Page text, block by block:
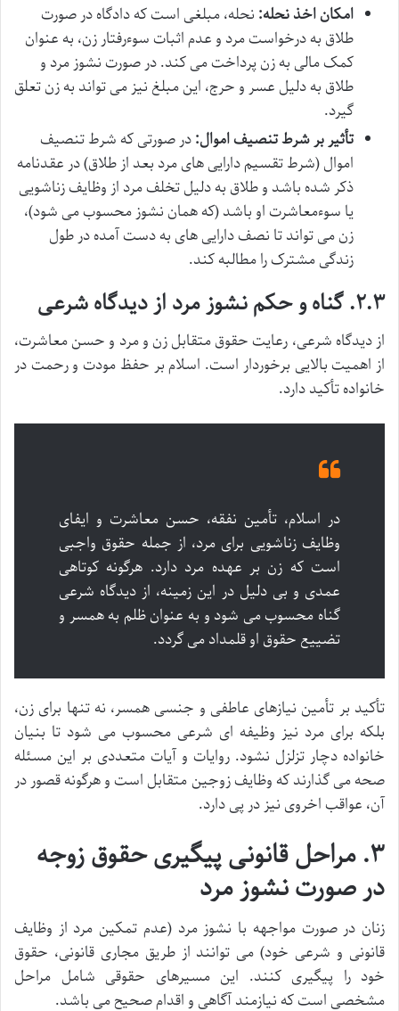
امکان اخذ نحله: نحله، مبلغی است که دادگاه در صورت
طلاق به درخواست مرد و عدم اثبات سوءرفتار زن، به عنوان
کمک مالی به زن پرداخت می کند. در صورت نشوز مرد و
طلاق به دلیل عسر و حرج، این مبلغ نیز می تواند به زن تعلق
گیرد.
تأثیر بر شرط تنصیف اموال:در صورتی که شرط تنصیف
اموال (شرط تقسیم دارایی های مرد بعد از طلاق) در عقدنامه
ذکر شده باشد و طلاق به دلیل تخلف مرد از وظایف زناشویی
یا سوءمعاشرت او باشد (که همان نشوز محسوب می شود)،
زن می تواند تا نصف دارایی های به دست آمده در طول
زندگی مشترک را مطالبه کند.
۲.۳. گناه و حکم نشوز مرد از دیدگاه شرعی
از دیدگاه شرعی، رعایت حقوق متقابل زن و مرد و حسن معاشرت،
از اهمیت بالایی برخوردار است. اسلام بر حفظ مودت و رحمت در
خانواده تأکید دارد.
در اسلام، تأمین نفقه، حسن معاشرت و ایفای
وظایف زناشویی برای مرد، از جمله حقوق واجبی
است که زن بر عهده مرد دارد. هرگونه کوتاهی
عمدی و بی دلیل در این زمینه، از دیدگاه شرعی
گناه محسوب می شود و به عنوان ظلم به همسر و
تضییع حقوق او قلمداد می گردد.
تأکید بر تأمین نیازهای عاطفی و جنسی همسر، نه تنها برای زن،
بلکه برای مرد نیز وظیفه ای شرعی محسوب می شود تا بنیان
خانواده دچار تزلزل نشود. روایات و آیات متعددی بر این مسئله
صحه می گذارند که وظایف زوجین متقابل است و هرگونه قصور در
آن، عواقب اخروی نیز در پی دارد.
۳. مراحل قانونی پیگیری حقوق زوجه
در صورت نشوز مرد
زنان در صورت مواجهه با نشوز مرد (عدم تمکین مرد از وظایف
قانونی و شرعی خود) می توانند از طریق مجاری قانونی، حقوق
خود را پیگیری کنند. این مسیرهای حقوقی شامل مراحل
مشخصی است که نیازمند آگاهی و اقدام صحیح می باشد.